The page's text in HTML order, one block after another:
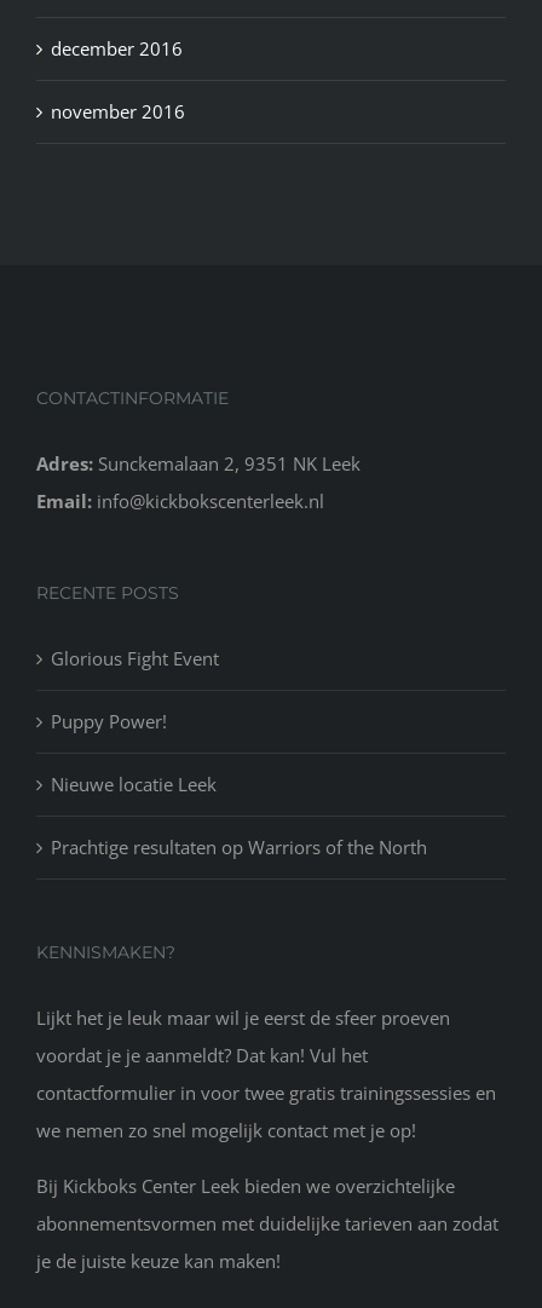
december 2016
november 2016
CONTACTINFORMATIE
Adres: Sunckemalaan 2, 9351 NK Leek
Email: info@kickbokscenterleek.nl
RECENTE POSTS
Glorious Fight Event
Puppy Power!
Nieuwe locatie Leek
Prachtige resultaten op Warriors of the North
KENNISMAKEN?
Lijkt het je leuk maar wil je eerst de sfeer proeven
voordat je je aanmeldt? Dat kan! Vul het
contactformulier in voor twee gratis trainingssessies en
we nemen zo snel mogelijk contact met je op!
Bij Kickboks Center Leek bieden we overzichtelijke
abonnementsvormen met duidelijke tarieven aan zodat
je de juiste keuze kan maken!